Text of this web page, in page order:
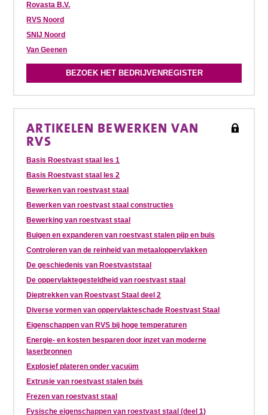
Rovasta B.V.
RVS Noord
SNIJ Noord
Van Geenen
BEZOEK HET BEDRIJVENREGISTER
ARTIKELEN BEWERKEN VAN
RVS
Basis Roestvast staal les 1
Basis Roestvast staal les 2
Bewerken van roestvast staal
Bewerken van roestvast staal constructies
Bewerking van roestvast staal
Buigen en expanderen van roestvast stalen pijp en buis
Controleren van de reinheid van metaaloppervlakken
De geschiedenis van Roestvaststaal
De oppervlaktegesteldheid van roestvast staal
Dieptrekken van Roestvast Staal deel 2
Diverse vormen van oppervlakteschade Roestvast Staal
Eigenschappen van RVS bij hoge temperaturen
Energie- en kosten besparen door inzet van moderne
laserbronnen
Explosief plateren onder vacuüm
Extrusie van roestvast stalen buis
Frezen van roestvast staal
Fysische eigenschappen van roestvast staal (deel 1)